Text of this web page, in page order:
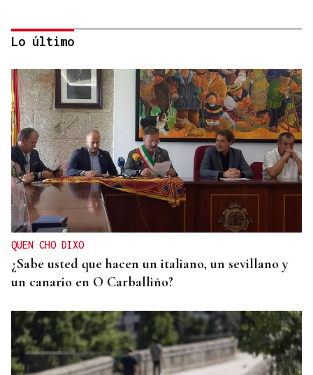
VÍA DA PRATA
La lluvia deja en Barrio 500.000 euros en daños
Lo último
QUEN CHO DIXO
¿Sabe usted que hacen un italiano, un sevillano y
un canario en O Carballiño?